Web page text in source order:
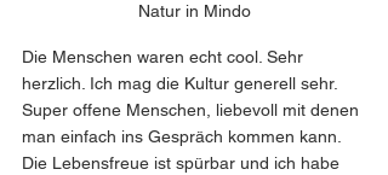
Natur in Mindo
Die Menschen waren echt cool. Sehr
herzlich. Ich mag die Kultur generell sehr.
Super offene Menschen, liebevoll mit denen
man einfach ins Gespräch kommen kann.
Die Lebensfreue ist spürbar und ich habe